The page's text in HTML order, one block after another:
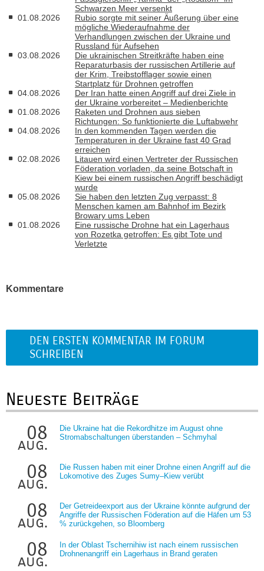
Schwarzen Meer versenkt
01.08.2026
Rubio sorgte mit seiner Äußerung über eine
mögliche Wiederaufnahme der
Verhandlungen zwischen der Ukraine und
Russland für Aufsehen
03.08.2026
Die ukrainischen Streitkräfte haben eine
Reparaturbasis der russischen Artillerie auf
der Krim, Treibstofflager sowie einen
Startplatz für Drohnen getroffen
04.08.2026
Der Iran hatte einen Angriff auf drei Ziele in
der Ukraine vorbereitet – Medienberichte
01.08.2026
Raketen und Drohnen aus sieben
Richtungen: So funktionierte die Luftabwehr
04.08.2026
In den kommenden Tagen werden die
Temperaturen in der Ukraine fast 40 Grad
erreichen
02.08.2026
Litauen wird einen Vertreter der Russischen
Föderation vorladen, da seine Botschaft in
Kiew bei einem russischen Angriff beschädigt
wurde
05.08.2026
Sie haben den letzten Zug verpasst: 8
Menschen kamen am Bahnhof im Bezirk
Browary ums Leben
01.08.2026
Eine russische Drohne hat ein Lagerhaus
von Rozetka getroffen: Es gibt Tote und
Verletzte
Kommentare
DEN ERSTEN KOMMENTAR IM FORUM
SCHREIBEN
Neueste Beiträge
08
aug.
Die Ukraine hat die Rekordhitze im August ohne
Stromabschaltungen überstanden – Schmyhal
08
aug.
Die Russen haben mit einer Drohne einen Angriff auf die
Lokomotive des Zuges Sumy–Kiew verübt
08
aug.
Der Getreideexport aus der Ukraine könnte aufgrund der
Angriffe der Russischen Föderation auf die Häfen um 53
% zurückgehen, so Bloomberg
08
aug.
In der Oblast Tschernihiw ist nach einem russischen
Drohnenangriff ein Lagerhaus in Brand geraten